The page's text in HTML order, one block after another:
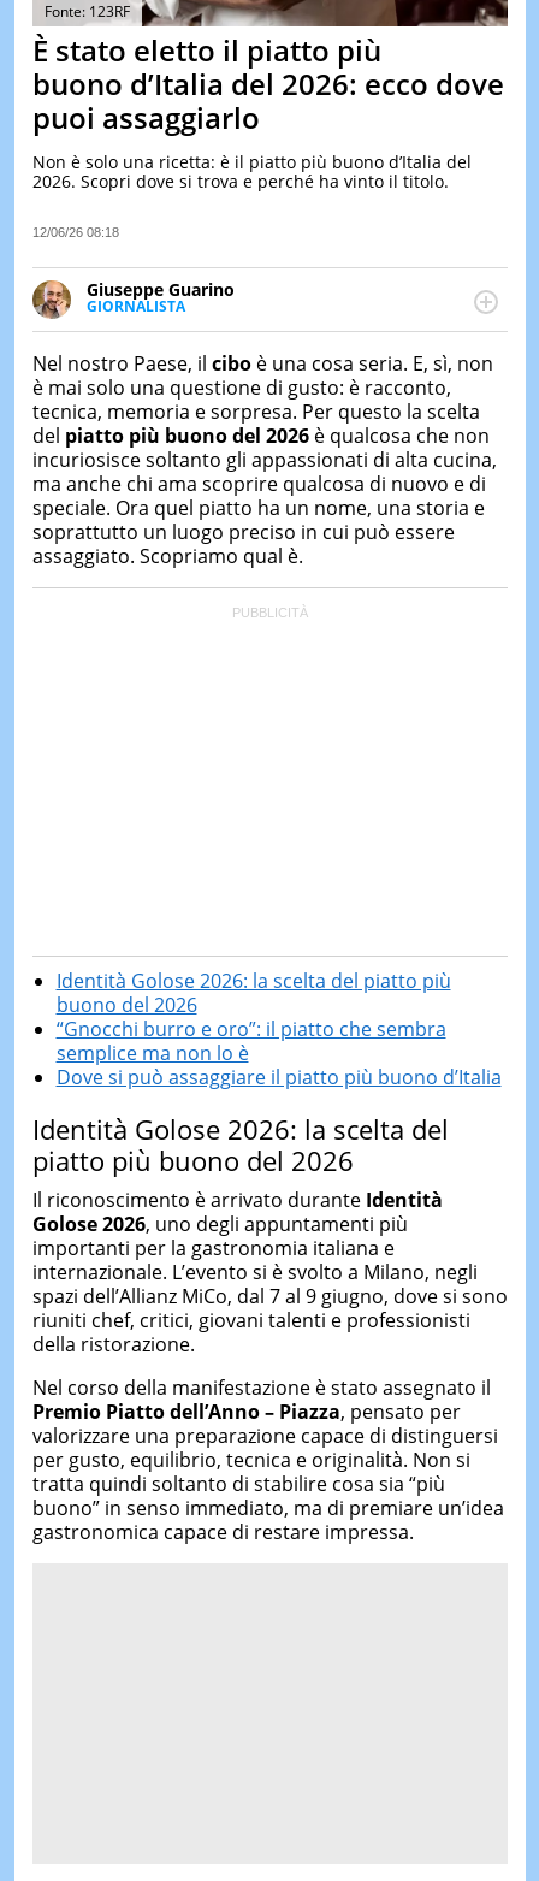
&
TEST
&
DI
IERI
Fonte: 123RF
È stato eletto il piatto più
buono d’Italia del 2026: ecco dove
puoi assaggiarlo
Non è solo una ricetta: è il piatto più buono d’Italia del
2026. Scopri dove si trova e perché ha vinto il titolo.
12/06/26 08:18
Giuseppe Guarino
GIORNALISTA
Ph(D) in Diritto Comparato e processi di
particolare sulla Storia contemporanea di America
Latina e Spagna. Collabora con numerose testate ed
è presidente dell'Associazione Culturale "La
Biblioteca del Sannio".
Nel nostro Paese, il ciboè una cosa seria. E, sì, non
è mai solo una questione di gusto: è racconto,
tecnica, memoria e sorpresa. Per questo la scelta
del piatto più buono del 2026è qualcosa che non
incuriosisce soltanto gli appassionati di alta cucina,
ma anche chi ama scoprire qualcosa di nuovo e di
speciale. Ora quel piatto ha un nome, una storia e
soprattutto un luogo preciso in cui può essere
assaggiato. Scopriamo qual è.
Identità Golose 2026: la scelta del piatto più
buono del 2026
“Gnocchi burro e oro”: il piatto che sembra
semplice ma non lo è
Dove si può assaggiare il piatto più buono d’Italia
Identità Golose 2026: la scelta del
piatto più buono del 2026
Il riconoscimento è arrivato durante Identità
Golose 2026, uno degli appuntamenti più
importanti per la gastronomia italiana e
internazionale. L’evento si è svolto a Milano, negli
spazi dell’Allianz MiCo, dal 7 al 9 giugno, dove si sono
riuniti chef, critici, giovani talenti e professionisti
della ristorazione.
Nel corso della manifestazione è stato assegnato il
Premio Piatto dell’Anno – Piazza, pensato per
valorizzare una preparazione capace di distinguersi
per gusto, equilibrio, tecnica e originalità. Non si
tratta quindi soltanto di stabilire cosa sia “più
buono” in senso immediato, ma di premiare un’idea
gastronomica capace di restare impressa.